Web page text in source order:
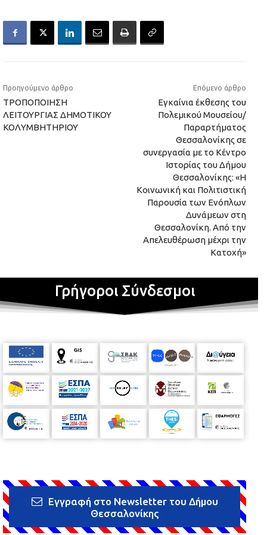
Προηγούμενο άρθρο
ΤΡΟΠΟΠΟΙΗΣΗ
ΛΕΙΤΟΥΡΓΙΑΣ ΔΗΜΟΤΙΚΟΥ
ΚΟΛΥΜΒΗΤΗΡΙΟΥ
Επόμενο άρθρο
Εγκαίνια έκθεσης του
Πολεμικού Μουσείου/
Παραρτήματος
Θεσσαλονίκης σε
συνεργασία με το Κέντρο
Ιστορίας του Δήμου
Θεσσαλονίκης: «Η
Κοινωνική και Πολιτιστική
Παρουσία των Ενόπλων
Δυνάμεων στη
Θεσσαλονίκη. Από την
Απελευθέρωση μέχρι την
Κατοχή»
Γρήγοροι Σύνδεσμοι
Εγγραφή στο Newsletter του Δήμου
Θεσσαλονίκης